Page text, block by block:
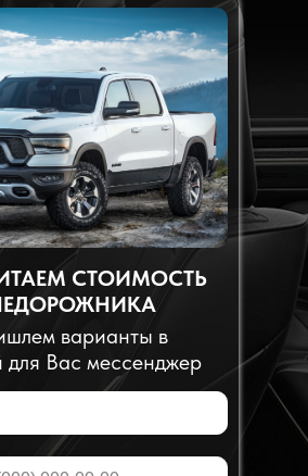
СТОИМОСТЬ
варианты в
для Вас мессенджер